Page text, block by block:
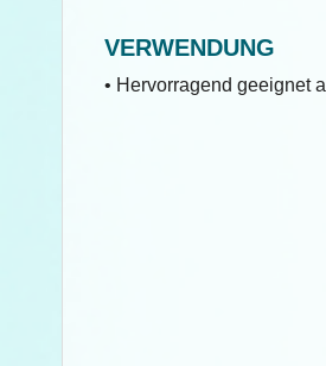
VERWENDUNG
• Hervorragend geeignet